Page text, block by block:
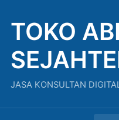
TOKO ABI
JASA KONSULTAN